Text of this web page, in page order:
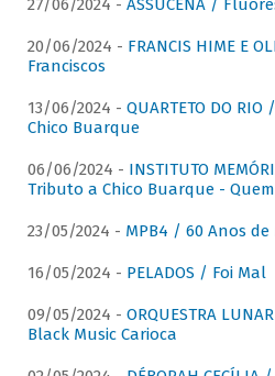
27/06/2024 - ASSUCENA /
20/06/2024 - FRANCIS HIME E
Franciscos
13/06/2024 - QUARTETO DO
Chico Buarque
06/06/2024 - INSTITUTO
Tributo a Chico Buarque -
23/05/2024 - MPB4 / 60 Anos de
16/05/2024 - PELADOS / Foi Mal
09/05/2024 - ORQUESTRA
Black Music Carioca